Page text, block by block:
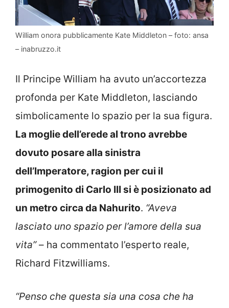
William onora pubblicamente Kate Middleton – foto: ansa
– inabruzzo.it
Il Principe William ha avuto un’accortezza
profonda per Kate Middleton, lasciando
simbolicamente lo spazio per la sua figura.
La moglie dell’erede al trono avrebbe
dovuto posare alla sinistra
dell’Imperatore, ragion per cui il
primogenito di Carlo III si è posizionato ad
un metro circa da Nahurito. “Aveva
lasciato uno spazio per l’amore della sua
vita”– ha commentato l’esperto reale,
Richard Fitzwilliams.
“Penso che questa sia una cosa che ha